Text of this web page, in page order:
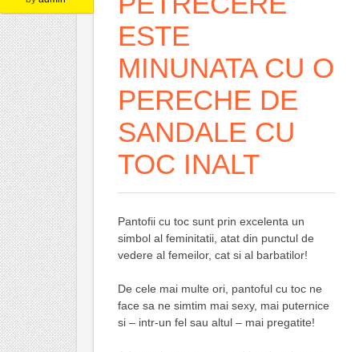
ESTE
MINUNATA CU O
PERECHE DE
SANDALE CU
TOC INALT
Pantofii cu toc sunt prin excelenta un
simbol al feminitatii, atat din punctul de
vedere al femeilor, cat si al barbatilor!
De cele mai multe ori, pantoful cu toc ne
face sa ne simtim mai sexy, mai puternice
si – intr-un fel sau altul – mai pregatite!